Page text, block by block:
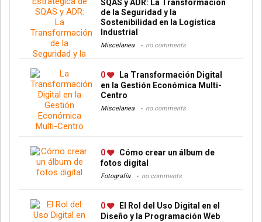
SQAS y ADR: La Transformación
de la Seguridad y la
Sostenibilidad en la Logística
Industrial
Miscelanea no comments
0
La Transformación Digital
en la Gestión Económica Multi-
Centro
Miscelanea no comments
0
Cómo crear un álbum de
fotos digital
Fotografía no comments
0
El Rol del Uso Digital en el
Diseño y la Programación Web